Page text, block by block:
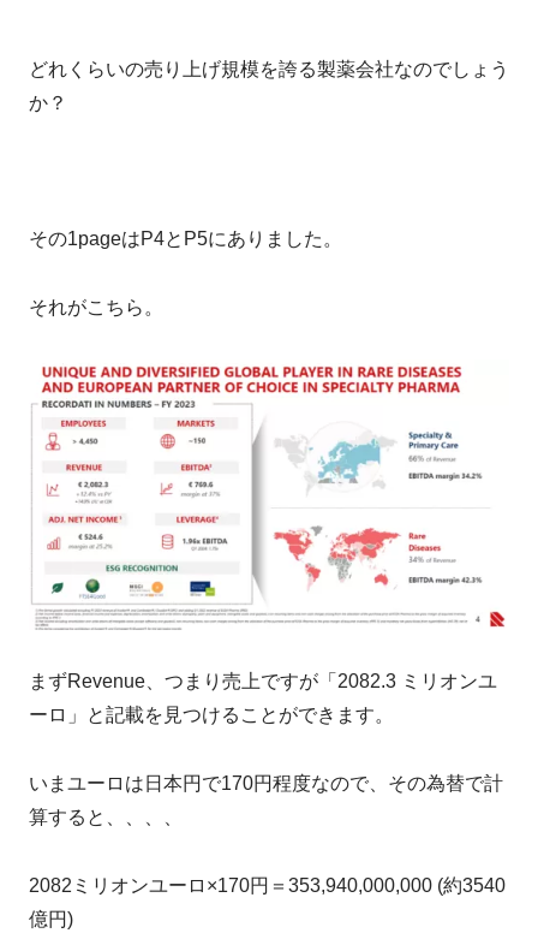
どれくらいの売り上げ規模を誇る製薬会社なのでしょう
か？
その1pageはP4とP5にありました。
それがこちら。
まずRevenue、つまり売上ですが「2082.3 ミリオンユ
ーロ」と記載を見つけることができます。
いまユーロは日本円で170円程度なので、その為替で計
算すると、、、、
2082ミリオンユーロ×170円＝353,940,000,000 (約3540
億円)